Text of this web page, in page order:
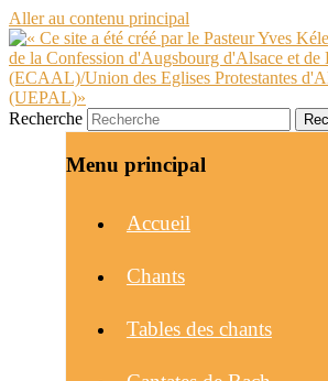
Aller au contenu principal
Recherche
Menu principal
Accueil
Chants
Tables des chants